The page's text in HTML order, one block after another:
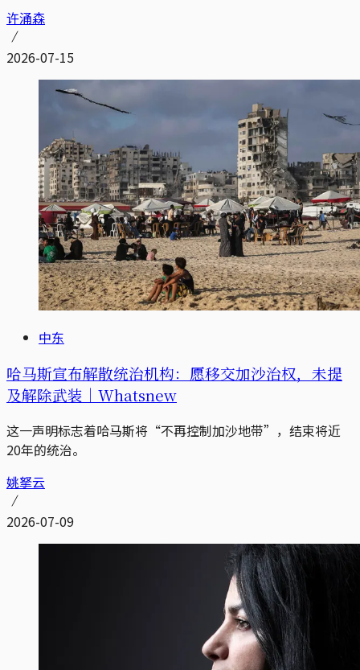
许涌森
2026-07-15
中东
哈马斯宣布解散统治机构：愿移交加沙治权，未提
及解除武装｜Whatsnew
这一声明标志着哈马斯将“不再控制加沙地带”，结束将近
20年的统治。
姚拏云
2026-07-09